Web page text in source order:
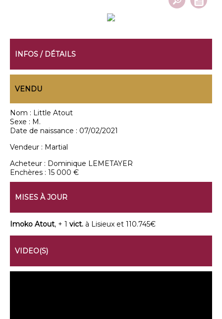
INFOS / DÉTAILS
VENDU
Nom : Little Atout
Sexe : M.
Date de naissance : 07/02/2021
Vendeur : Martial
Acheteur : Dominique LEMETAYER
Enchères : 15 000 €
MISES À JOUR
Imoko Atout, + 1 vict. à Lisieux et 110.745€
VIDEO(S)